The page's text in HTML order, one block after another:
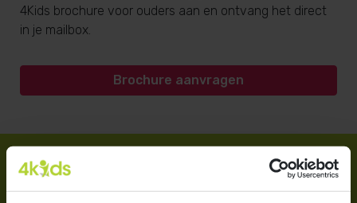
4Kids brochure voor ouders aan en ontvang het direct
in je mailbox.
Brochure aanvragen
Direct regelen
Aanmelden bij 4Kids